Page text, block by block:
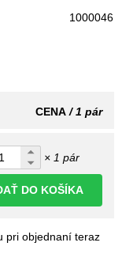
1000046
CENA / 1 pár
× 1 pár
DO KOŠÍKA
pri objednaní teraz